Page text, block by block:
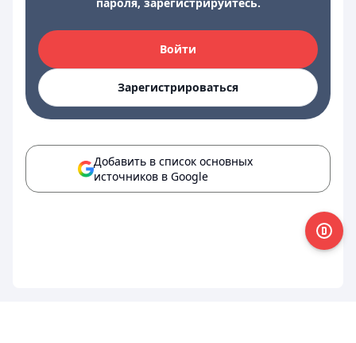
Войти
Зарегистрироваться
Добавить в список основных
источников в Google